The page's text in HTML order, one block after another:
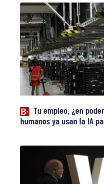
Tu empleo, ¿en
humanos ya usan la IA